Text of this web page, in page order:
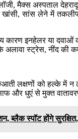
मैक्स अस्पताल
खांसी, सांस लेने में
कारण इनहेलर या
स्ट्रेस, नींद की
लक्षणों को हल्के
और धुएं से मुक्त
स्पॉट होंगे सुरक्षित,